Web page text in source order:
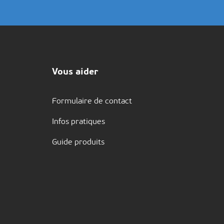
Vous aider
Formulaire de contact
Infos pratiques
Guide produits